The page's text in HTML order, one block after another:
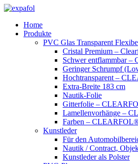
Zum
springenHome
Produkte
PVC Glas Transparent
Cristal Premium –
Schwer entflammbar
Geringer Schrumpf
Hochtransparent –
Extra-Breite 183 cm
Nautik-Folie
Gitterfolie –
Lamellenvorhänge –
Farben –
Kunstleder
Für den
Nautik / Contract,
Kunstleder als Polster